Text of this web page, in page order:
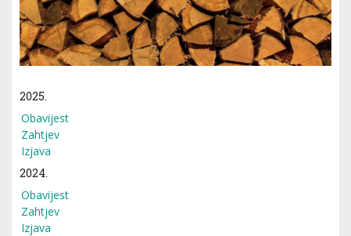
2025.
Obavijest
Zahtjev
Izjava
2024.
Obavijest
Zahtjev
Izjava